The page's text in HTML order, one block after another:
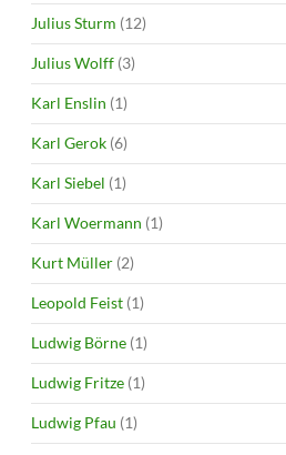
Julius Sturm (12)
Julius Wolff (3)
Karl Enslin (1)
Karl Gerok (6)
Karl Siebel (1)
Karl Woermann (1)
Kurt Müller (2)
Leopold Feist (1)
Ludwig Börne (1)
Ludwig Fritze (1)
Ludwig Pfau (1)